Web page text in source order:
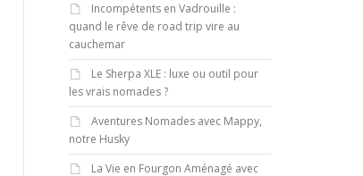
Incompétents en Vadrouille :
quand le rêve de road trip vire au
cauchemar
Le Sherpa XLE : luxe ou outil pour
les vrais nomades ?
Aventures Nomades avec Mappy,
notre Husky
La Vie en Fourgon Aménagé avec